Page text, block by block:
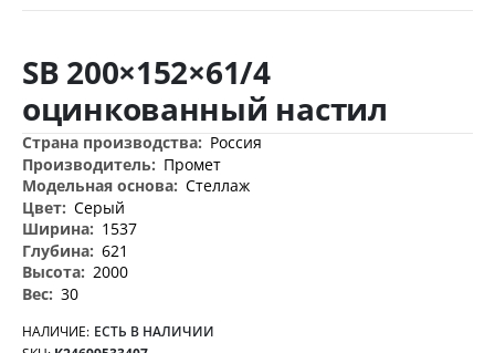
к
началу
изображений
SB 200×152×61/4
оцинкованный настил
Дополнительная
информация
Россия
Промет
Стеллаж
Серый
1537
621
2000
30
НАЛИЧИЕ: ЕСТЬ В НАЛИЧИИ